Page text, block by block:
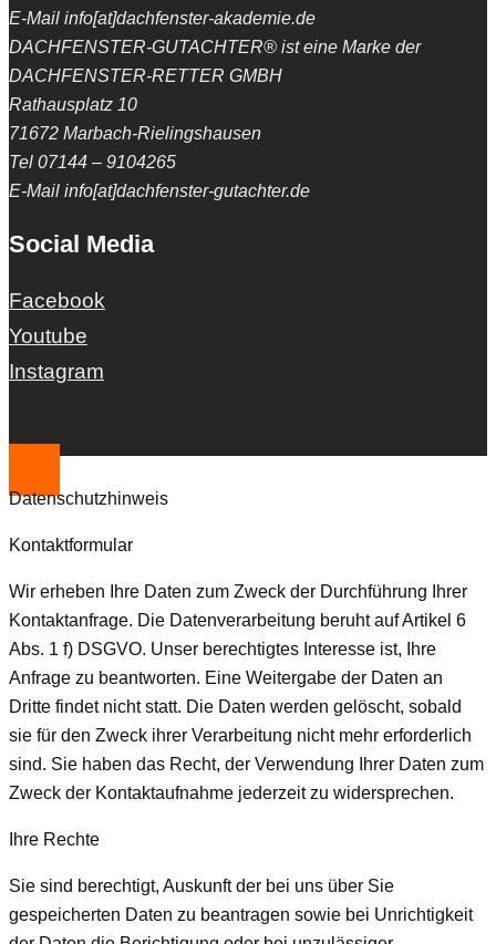
E-Mail info[at]dachfenster-akademie.de
DACHFENSTER-GUTACHTER® ist eine Marke der
DACHFENSTER-RETTER GMBH
Rathausplatz 10
71672 Marbach-Rielingshausen
Tel 07144 – 9104265
E-Mail info[at]dachfenster-gutachter.de
Social Media
Facebook
Youtube
Instagram
Datenschutzhinweis
Kontaktformular
Wir erheben Ihre Daten zum Zweck der Durchführung Ihrer
Kontaktanfrage. Die Datenverarbeitung beruht auf Artikel 6
Abs. 1 f) DSGVO. Unser berechtigtes Interesse ist, Ihre
Anfrage zu beantworten. Eine Weitergabe der Daten an
Dritte findet nicht statt. Die Daten werden gelöscht, sobald
sie für den Zweck ihrer Verarbeitung nicht mehr erforderlich
sind. Sie haben das Recht, der Verwendung Ihrer Daten zum
Zweck der Kontaktaufnahme jederzeit zu widersprechen.
Ihre Rechte
Sie sind berechtigt, Auskunft der bei uns über Sie
gespeicherten Daten zu beantragen sowie bei Unrichtigkeit